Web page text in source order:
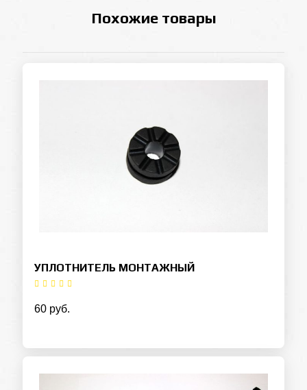
Похожие товары
УПЛОТНИТЕЛЬ МОНТАЖНЫЙ
60 руб.